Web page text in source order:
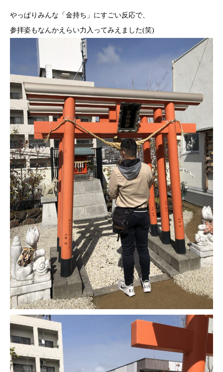
やっぱりみんな「金持ち」にすごい反応で、
参拝姿もなんかえらい力入ってみえました(笑)